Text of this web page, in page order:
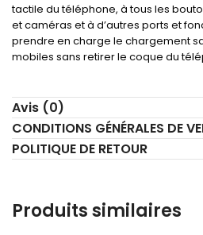
tactile du téléphone, à tous les
et caméras et à d’autres ports et
prendre en charge le chargement
mobiles sans retirer le coque du
Avis (0)
CONDITIONS GÉNÉRALES DE
POLITIQUE DE RETOUR
Produits similaires